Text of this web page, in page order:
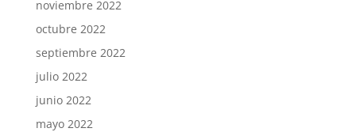
noviembre 2022
octubre 2022
septiembre 2022
julio 2022
junio 2022
mayo 2022